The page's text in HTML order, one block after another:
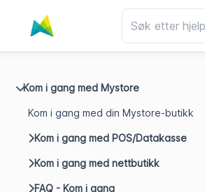
Kom i gang med Mystore
Kom i gang med din Mystore-butikk
Kom i gang med POS/Datakasse
Kom i gang med nettbutikk
FAQ - Kom i gang